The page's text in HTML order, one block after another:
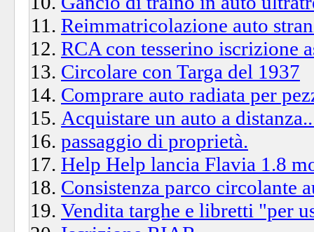
Reimmatricolazione auto
RCA con tesserino iscrizione
Circolare con Targa del 1937
Comprare auto radiata per
Acquistare un auto a
passaggio di proprietà.
Help Help lancia Flavia 1.8
Consistenza parco circolante
Vendita targhe e libretti "per